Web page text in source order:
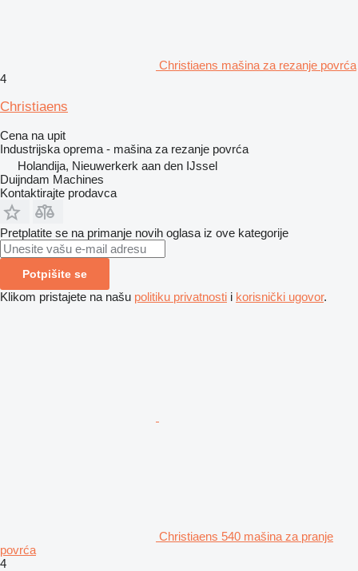
Christiaens mašina za rezanje povrća
4
Christiaens
Cena na upit
Industrijska oprema - mašina za rezanje povrća
Holandija, Nieuwerkerk aan den IJssel
Duijndam Machines
Kontaktirajte prodavca
Pretplatite se na primanje novih oglasa iz ove kategorije
Potpišite se
Klikom pristajete na našu politiku privatnosti i korisnički ugovor.
Christiaens 540 mašina za pranje
povrća
4